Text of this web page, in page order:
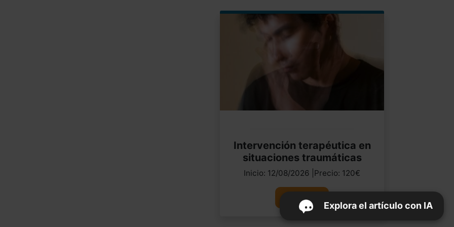
Intervención terapéutica en
situaciones traumáticas
Inicio: 12/08/2026 |Precio: 120€
Ver curso
Explora el artículo con IA